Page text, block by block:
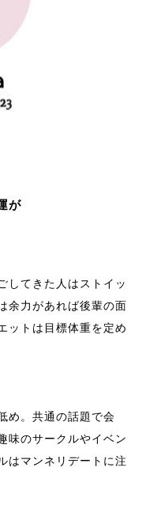
が
してきた人はス トイ ッ
余力があれば後輩の面
ットは目標体重を定め
め。 共通の話題で会
味のサークルやイベン
はマンネリデートに注